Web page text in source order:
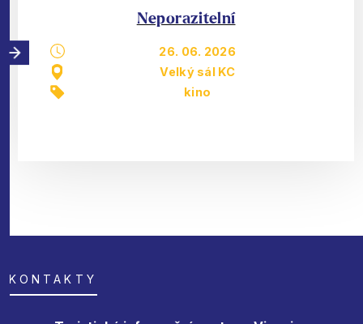
Neporazitelní
26. 06. 2026
Velký sál KC
kino
KONTAKTY